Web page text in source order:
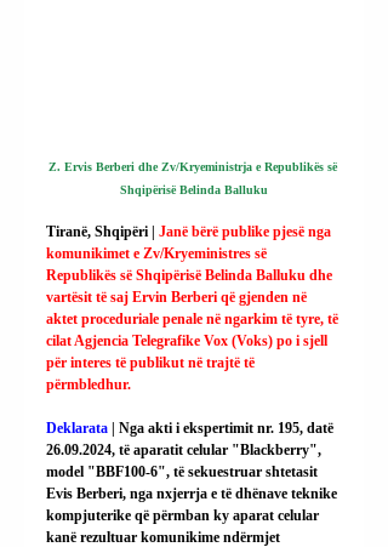
Z. Ervis Berberi dhe Zv/Kryeministrja e Republikës së
Shqipërisë Belinda Balluku
Tiranë, Shqipëri | Janë bërë publike pjesë nga
komunikimet e Zv/Kryeministres së
Republikës së Shqipërisë Belinda Balluku dhe
vartësit të saj Ervin Berberi që gjenden në
aktet proceduriale penale në ngarkim të tyre, të
cilat Agjencia Telegrafike Vox (Voks) po i sjell
për interes të publikut në trajtë të
përmbledhur.
Deklarata | Nga akti i ekspertimit nr. 195, datë
26.09.2024, të aparatit celular "Blackberry",
model "BBF100-6", të sekuestruar shtetasit
Evis Berberi, nga nxjerrja e të dhënave teknike
kompjuterike që përmban ky aparat celular
kanë rezultuar komunikime ndërmjet